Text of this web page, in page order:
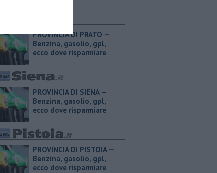
PROVINCIA DI PRATO — ​
Benzina, gasolio, gpl,
ecco dove risparmiare
PROVINCIA DI SIENA — ​
Benzina, gasolio, gpl,
ecco dove risparmiare
PROVINCIA DI PISTOIA — ​
Benzina, gasolio, gpl,
ecco dove risparmiare